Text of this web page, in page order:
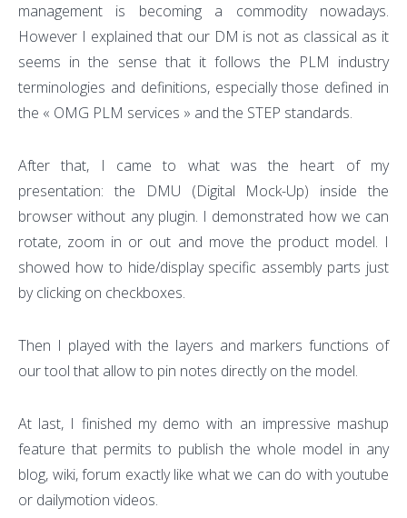
management is becoming a commodity nowadays.
However I explained that our DM is not as classical as it
seems in the sense that it follows the PLM industry
terminologies and definitions, especially those defined in
the « OMG PLM services » and the STEP standards.
After that, I came to what was the heart of my
presentation: the DMU (Digital Mock-Up) inside the
browser without any plugin. I demonstrated how we can
rotate, zoom in or out and move the product model. I
showed how to hide/display specific assembly parts just
by clicking on checkboxes.
Then I played with the layers and markers functions of
our tool that allow to pin notes directly on the model.
At last, I finished my demo with an impressive mashup
feature that permits to publish the whole model in any
blog, wiki, forum exactly like what we can do with youtube
or dailymotion videos.